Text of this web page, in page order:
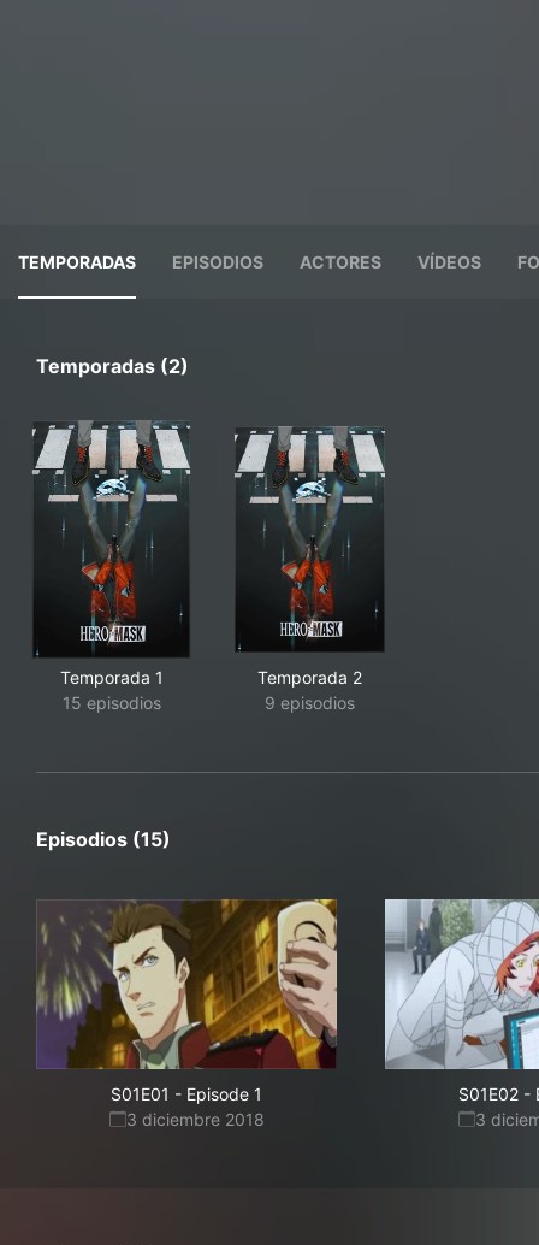
TEMPORADAS EPISODIOS ACTORES VÍDEOS
Temporadas (2)
Temporada 1
15 episodios
Temporada 2
9 episodios
Episodios (15)
S01E01 - Episode 1
3 diciembre 2018
S01E02 -
3